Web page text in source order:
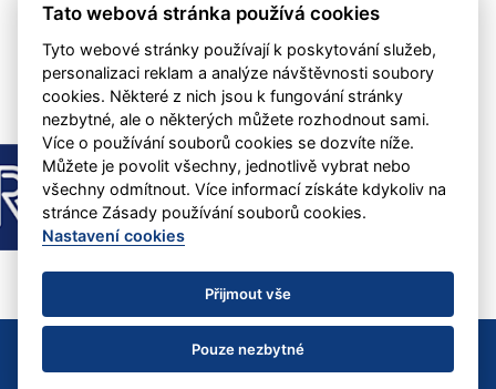
Přípravná utkání A-mužstva
© 2022 SK Aritma Praha &eSports.cz
Tato webová stránka používá cookies
Tyto webové stránky používají k poskytování služeb,
personalizaci reklam a analýze návštěvnosti soubory
cookies. Některé z nich jsou k fungování stránky
nezbytné, ale o některých můžete rozhodnout sami.
Více o používání souborů cookies se dozvíte níže.
Můžete je povolit všechny, jednotlivě vybrat nebo
všechny odmítnout. Více informací získáte kdykoliv na
stránce Zásady používání souborů cookies.
Nastavení cookies
Přijmout vše
Pouze nezbytné